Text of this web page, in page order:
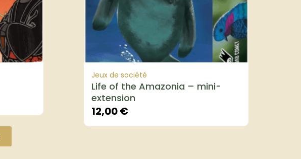
Jeux de société
Life of the Amazonia – mini-
extension
12,00€